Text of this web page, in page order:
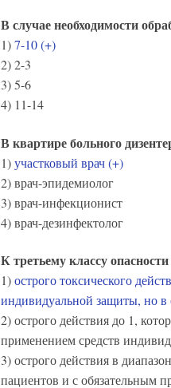
В случае необходимости
1)7-10 (+)
2) 2-3
3) 5-6
4) 11-14
В квартире больного
1)участковый врач (+)
2) врач-эпидемиолог
3) врач-инфекционист
4) врач-дезинфектолог
К третьему классу
1)острого токсического
индивидуальной защиты, но в
2) острого действия до 1,
применением средств
3) острого действия в
пациентов и с обязательным